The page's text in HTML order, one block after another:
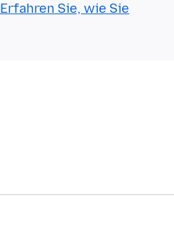
Erfahren Sie, wie Sie